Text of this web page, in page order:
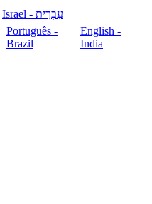
עִבְרִית - Israel
Português -
Brazil
English -
India